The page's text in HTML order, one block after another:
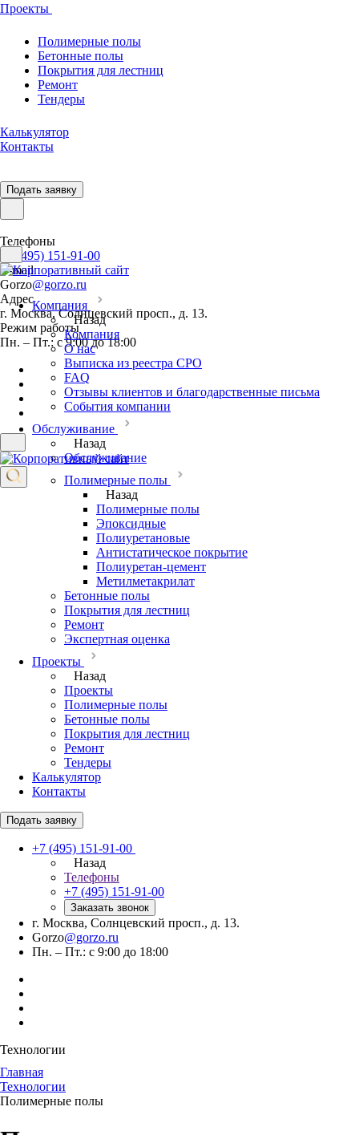
Проекты
Полимерные полы
Бетонные полы
Покрытия для лестниц
Ремонт
Тендеры
Калькулятор
Контакты
Подать заявку
Телефоны
+7 (495) 151-91-00
E-mail
Gorzo@gorzo.ru
Адрес
г. Москва, Солнцевский просп., д. 13.
Режим работы
Пн. – Пт.: с 9:00 до 18:00
Компания
Назад
Компания
О нас
Выписка из реестра СРО
FAQ
Отзывы клиентов и благодарственные письма
События компании
Обслуживание
Назад
Обслуживание
Полимерные полы
Назад
Полимерные полы
Эпоксидные
Полиуретановые
Антистатическое покрытие
Полиуретан-цемент
Метилметакри­лат
Бетонные полы
Покрытия для лестниц
Ремонт
Экспертная оценка
Проекты
Назад
Проекты
Полимерные полы
Бетонные полы
Покрытия для лестниц
Ремонт
Тендеры
Калькулятор
Контакты
Подать заявку
+7 (495) 151-91-00
Назад
Телефоны
+7 (495) 151-91-00
Заказать звонок
г. Москва, Солнцевский просп., д. 13.
Gorzo@gorzo.ru
Пн. – Пт.: с 9:00 до 18:00
Технологии
Главная
Технологии
Полимерные полы